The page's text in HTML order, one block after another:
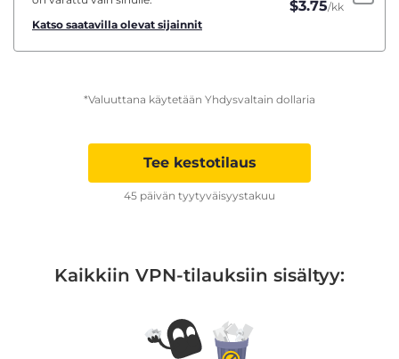
Katso saatavilla olevat sijainnit
$3.75/kk
*Valuuttana käytetään Yhdysvaltain dollaria
Tee kestotilaus
45 päivän tyytyväisyystakuu
Kaikkiin VPN-tilauksiin sisältyy: